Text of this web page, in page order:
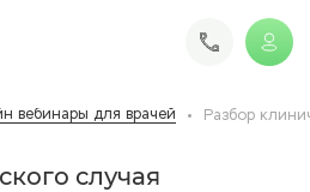
вебинары для врачей Разбор
случая